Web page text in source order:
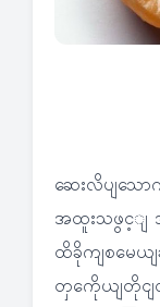
ဆေးလိပျသော
အထူးသဖွင့ျ အ
ထိခိုကျစမေယ
တှကေိုယျတိုငျ